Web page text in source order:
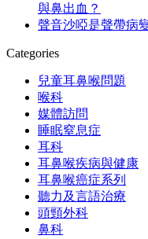
與鼻出血？
聲音沙啞是聲帶病
Categories
兒童耳鼻喉問題
喉科
媒體訪問
睡眠窒息症
耳科
耳鼻喉疾病與健康
耳鼻喉癌症系列
聽力及言語治療
頭頸外科
鼻科